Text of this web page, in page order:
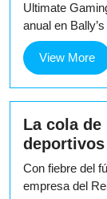
Ultimate
anual en
View More
La cola
Con fiebre del
empresa del